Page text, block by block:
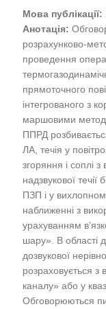
Мова публікації:
Анотація:
розрахунково-
проведення
прямоточного
інтегрованого з
маршовими
ППРД
ЛА, течія у
згоряння і соплі
надзвукової течії
ПЗП і у
наближенні з
урахуванням
шару». В області
дозвукової
розраховується з
каналу» або у
Обговорюються